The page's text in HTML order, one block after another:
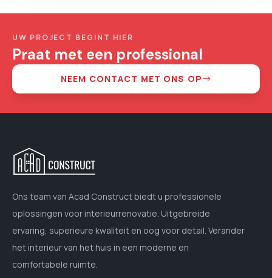
UW PROJECT BEGINT HIER
Praat met een professional
NEEM CONTACT MET ONS OP
Ons team van Acad Construct biedt u professionele
oplossingen voor interieurrenovatie. Uitgebreide
ervaring, superieure kwaliteit en oog voor detail. Verander
het interieur van het huis in een moderne en
comfortabele ruimte.